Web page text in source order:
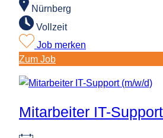
Nürnberg
Vollzeit
Job merken
Zum Job:
(m/w/d)
Mitarbeiter IT-